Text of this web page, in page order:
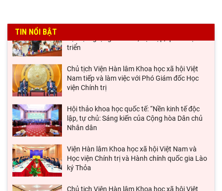
TIN NỔI BẬT
triển
Chủ tịch Viện Hàn lâm Khoa học xã hội Việt
Nam tiếp và làm việc với Phó Giám đốc Học
Hội thảo khoa học quốc tế: “Nền kinh tế độc
lập, tự chủ: Sáng kiến của Cộng hòa Dân chủ
Viện Hàn lâm Khoa học xã hội Việt Nam và
Học viện Chính trị và Hành chính quốc gia Lào
Chủ tịch Viện Hàn lâm Khoa học xã hội Việt
Nam thăm và làm việc tại Viện Khoa học Kinh